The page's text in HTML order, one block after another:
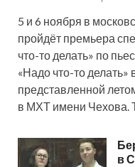
5 и 6 ноября в
пройдёт премьера
что-то делать» по
«Надо что-то делать»
представленной
в МХТ имени Чехова.
в